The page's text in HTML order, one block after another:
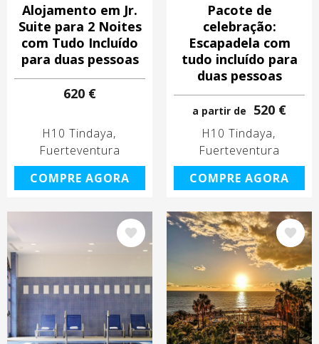
Alojamento em Jr.
Suite para 2 Noites
com Tudo Incluído
para duas pessoas
620 €
H10 Tindaya
Fuerteventura
COMPRE AGORA
Pacote de
celebração:
Escapadela com
tudo incluído para
duas pessoas
a partir de 520 €
H10 Tindaya
Fuerteventura
COMPRE AGORA
Imagem Imagem